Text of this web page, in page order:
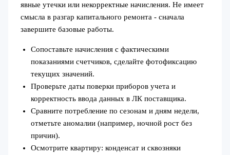
явные утечки или некорректные начисления. Не имеет
смысла в разгар капитального ремонта - сначала
завершите базовые работы.
Сопоставьте начисления с фактическими
показаниями счетчиков, сделайте фотофиксацию
текущих значений.
Проверьте даты поверки приборов учета и
корректность ввода данных в ЛК поставщика.
Сравните потребление по сезонам и дням недели,
отметьте аномалии (например, ночной рост без
причин).
Осмотрите квартиру: конденсат и сквозняки